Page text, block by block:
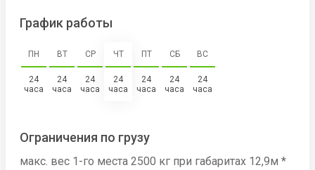
График работы
ПН
24
часа
ВТ
24
часа
СР
24
часа
ЧТ
24
часа
ПТ
24
часа
СБ
24
часа
ВС
24
часа
Ограничения по грузу
макс. вес 1-го места 2500 кг при габаритах 12,9м *